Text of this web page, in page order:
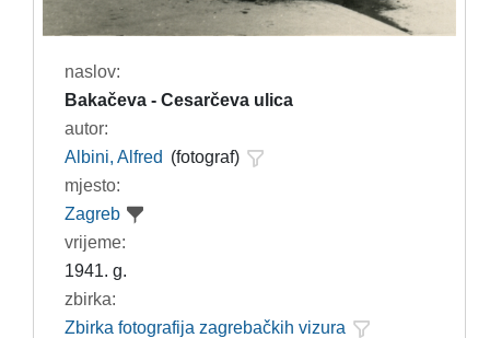
naslov:
Bakačeva - Cesarčeva ulica
autor:
Albini, Alfred (fotograf)
mjesto:
Zagreb
vrijeme:
1941. g.
zbirka:
Zbirka fotografija zagrebačkih vizura